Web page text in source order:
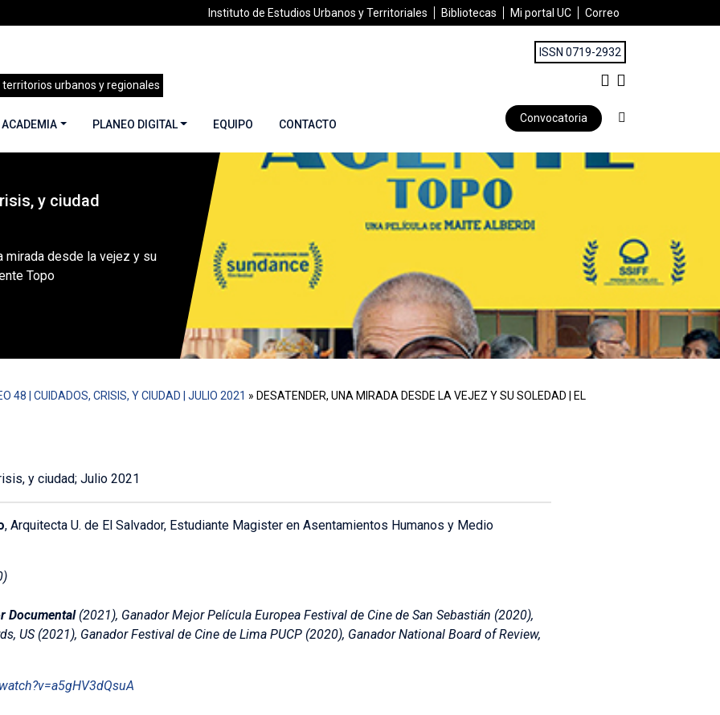
Instituto de Estudios Urbanos y Territoriales Bibliotecas Mi portal UC Correo
territorios urbanos y regionales
ISSN 0719-2932
PLANEO DIGITAL EQUIPO CONTACTO Convocatoria
48 | Cuidados, crisis, y ciudad | Julio 2021 Desatender, una mirada desde la vejez y su soledad | El Agente Topo
y ciudad
mirada desde la vejez y su
Topo
48 | CUIDADOS, CRISIS, Y CIUDAD | JULIO 2021 » DESATENDER, UNA MIRADA DESDE LA VEJEZ Y SU SOLEDAD | EL
y ciudad; Julio 2021
, Arquitecta U. de El Salvador, Estudiante Magister en Asentamientos Humanos y Medio
Documental(2021), Ganador Mejor Película Europea Festival de Cine de San Sebastián (2020),
US (2021), Ganador Festival de Cine de Lima PUCP (2020), Ganador National Board of Review,